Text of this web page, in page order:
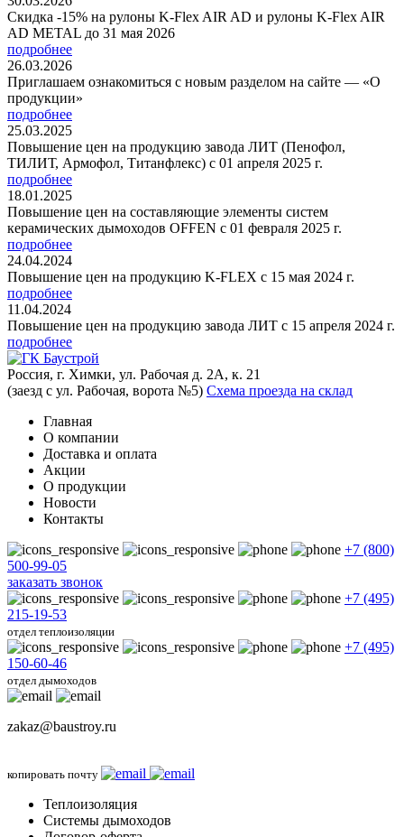
Скидка -15% на рулоны K-Flex AIR AD и рулоны K-Flex AIR
AD METAL до 31 мая 2026
подробнее
26.03.2026
Приглашаем ознакомиться с новым разделом на сайте — «О
продукции»
подробнее
25.03.2025
Повышение цен на продукцию завода ЛИТ (Пенофол,
ТИЛИТ, Армофол, Титанфлекс) с 01 апреля 2025 г.
подробнее
18.01.2025
Повышение цен на составляющие элементы систем
керамических дымоходов OFFEN с 01 февраля 2025 г.
подробнее
24.04.2024
Повышение цен на продукцию K-FLEX с 15 мая 2024 г.
подробнее
11.04.2024
Повышение цен на продукцию завода ЛИТ с 15 апреля 2024 г.
подробнее
Россия, г. Химки, ул. Рабочая д. 2А, к. 21
(заезд с ул. Рабочая, ворота №5) Схема проезда на склад
Главная
О компании
Доставка и оплата
Акции
О продукции
Новости
Контакты
+7 (800)
500-99-05
заказать звонок
+7 (495)
215-19-53
отдел теплоизоляции
+7 (495)
150-60-46
отдел дымоходов
zakaz@baustroy.ru
копировать почту
Теплоизоляция
Системы дымоходов